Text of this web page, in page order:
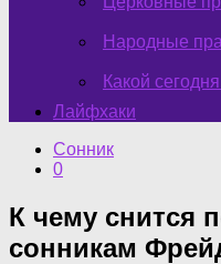
Народные
Какой
Лайфхаки
Сонник
0
К чему снится
сонникам